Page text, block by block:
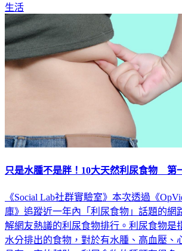
庫》追蹤近一年內「利尿食物」話題的網
解網友熱議的利尿食物排行。利尿食物是
水分排出的食物，對於有水腫、高血壓、
具有一定的幫助。利尿食物的種類有很多